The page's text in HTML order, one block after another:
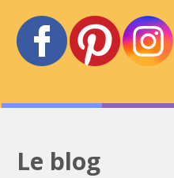
Le blog